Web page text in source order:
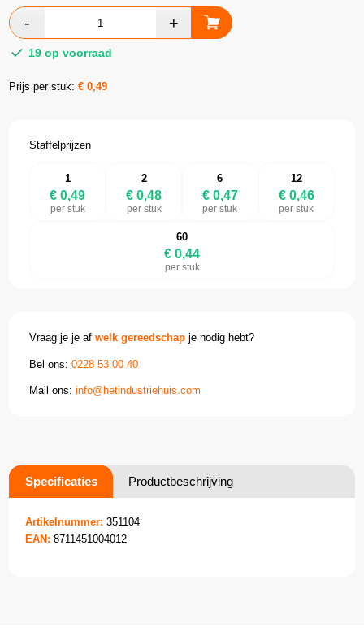
19 op voorraad
Prijs per stuk:€0,49
Staffelprijzen
1
€ 0,49
per stuk
2
€ 0,48
per stuk
6
€ 0,47
per stuk
12
€ 0,46
per stuk
60
€ 0,44
per stuk
Vraag je je afwelk gereedschap je nodig hebt?
Bel ons:0228 53 00 40
Mail ons:info@hetindustriehuis.com
Specificaties Productbeschrijving
Artikelnummer: 351104
EAN: 8711451004012